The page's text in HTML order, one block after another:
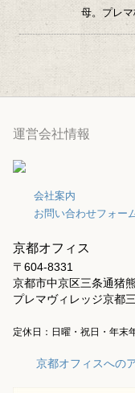
母。プレマ
運営会社情報
会社案内
お問い合わせフォー
京都オフィス
〒604-8331
京都市中京区三条通猪
プレマヴィレッジ京都
定休日：日曜・祝日・年末
京都オフィスへの